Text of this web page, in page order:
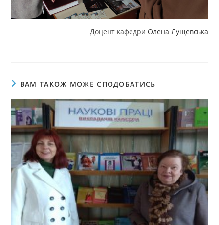
Доцент кафедри Олена Лущевська
ВАМ ТАКОЖ МОЖЕ СПОДОБАТИСЬ